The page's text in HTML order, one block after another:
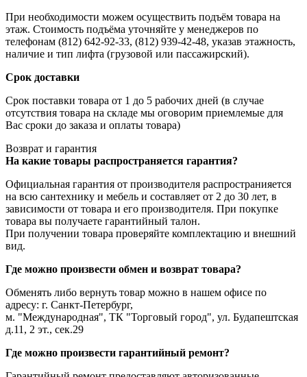
При необходимости можем осуществить подъём товара на
этаж. Стоимость подъёма уточняйте у менеджеров по
телефонам (812) 642-92-33, (812) 939-42-48, указав этажность,
наличие и тип лифта (грузовой или пассажирский).
Срок доставки
Срок поставки товара от 1 до 5 рабочих дней (в случае
отсутствия товара на складе мы оговорим приемлемые для
Вас сроки до заказа и оплаты товара)
Возврат и гарантия
На какие товары распространяется гарантия?
Официальная гарантия от производителя распространияется
на всю сантехнику и мебель и составляет от 2 до 30 лет, в
зависимости от товара и его производителя. При покупке
товара вы получаете гарантийный талон.
При получении товара проверяйте комплектацию и внешний
вид.
Где можно произвести обмен и возврат товара?
Обменять либо вернуть товар можно в нашем офисе по
адресу: г. Санкт-Петербург,
м. "Международная", ТК "Торговый город", ул. Будапештская
д.11, 2 эт., сек.29
Где можно произвести гарантийный ремонт?